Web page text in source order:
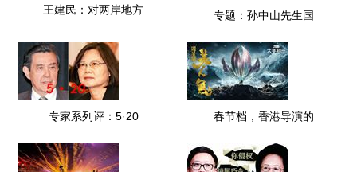
王建民：对两岸地方 专题：孙中山先生国
专家系列评：5·20 春节档，香港导演的